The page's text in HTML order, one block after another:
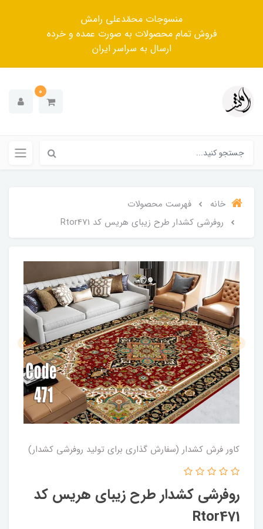
منسوجات محمّدعلی رامش
فروش تمام محصولات به صورت عمده و خرده
ارسال به سراسر ایران
0
خانه
فهرست محصولات
روفرشی کشدار طرح زیبای هریس کد Rtor471
کاور فرش کشدار (سفارش گذاری برای تولید روفرشی کشدار)
روفرشی کشدار طرح زیبای هریس کد
Rtor471